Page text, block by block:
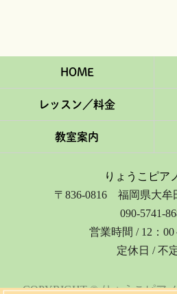
HOME
レッスン／料金
教室案内
りょうこピア
〒836-0816 福岡県大牟
090-5741-
営業時間 / 12：00
定休日 / 不
COPYRIGHT © りょうこピアノ